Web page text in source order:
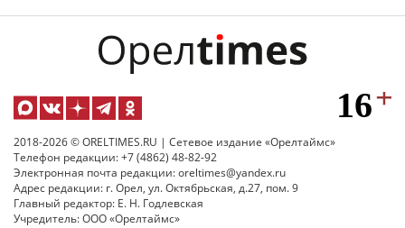
2018-2026 © ORELTIMES.RU | Сетевое издание «Орелтаймс»
Телефон редакции: +7 (4862) 48-82-92
Электронная почта редакции: oreltimes@yandex.ru
Адрес редакции: г. Орел, ул. Октябрьская, д.27, пом. 9
Главный редактор: Е. Н. Годлевская
Учредитель: ООО «Орелтаймс»